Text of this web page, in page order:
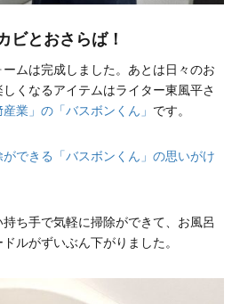
ビとおさらば！
ムは完成しました。あとは日々のお
くなるアイテムはライター東風平さ
産業」の「バスボンくん」 です。
できる「バスボンくん」の思いがけ
ち手で気軽に掃除ができて、お風呂
ルがずいぶん下がりました。